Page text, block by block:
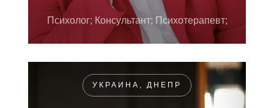
Психолог; Консультант; Психотерапевт;
УКРАИНА, ДНЕПР